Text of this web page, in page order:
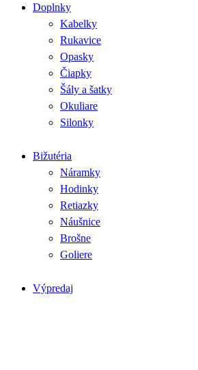
Doplnky
Kabelky
Rukavice
Opasky
Čiapky
Šály a šatky
Okuliare
Silonky
Bižutéria
Náramky
Hodinky
Retiazky
Náušnice
Brošne
Goliere
Výpredaj